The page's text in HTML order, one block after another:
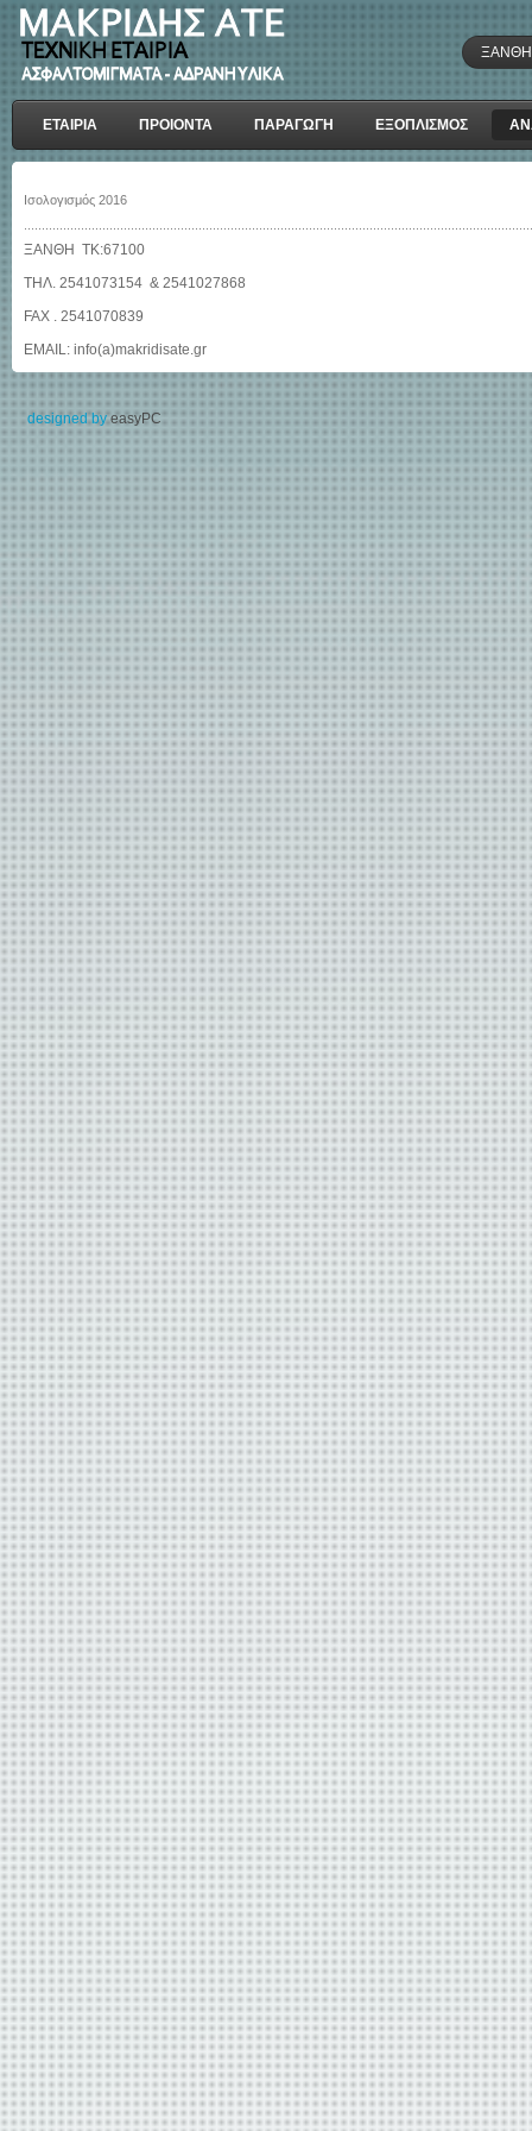
ΞΑΝΘΗ
ΕΤΑΙΡΙΑ ΠΡΟΙΟΝΤΑ ΠΑΡΑΓΩΓΗ ΕΞΟΠΛΙΣΜΟΣ
Ισολογισμός 2016
ΞΑΝΘΗ ΤΚ:67100
ΤΗΛ. 2541073154 & 2541027868
FAX . 2541070839
EMAIL: info(a)makridisate.gr
designed byeasyPC